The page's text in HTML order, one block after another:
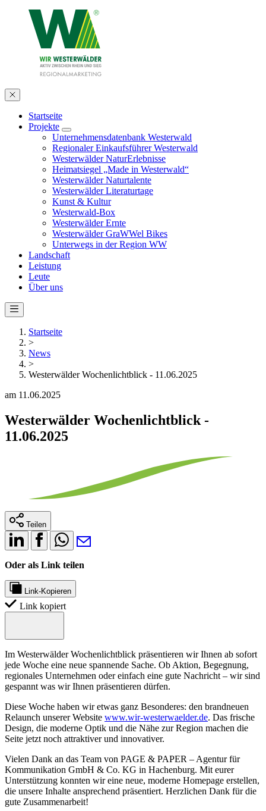
Startseite
Projekte
Unternehmensdatenbank Westerwald
Regionaler Einkaufsführer Westerwald
Westerwälder NaturErlebnisse
Heimatsiegel „Made in Westerwald“
Westerwälder Naturtalente
Westerwälder Literaturtage
Kunst & Kultur
Westerwald-Box
Westerwälder Ernte
Westerwälder GraWWel Bikes
Unterwegs in der Region WW
Landschaft
Leistung
Leute
Über uns
Startseite
>
News
>
Westerwälder Wochenlichtblick - 11.06.2025
am 11.06.2025
Westerwälder Wochenlichtblick -
11.06.2025
Teilen
Oder als Link teilen
Link-Kopieren
Link kopiert
Im Westerwälder Wochenlichtblick präsentieren wir Ihnen ab sofort
jede Woche eine neue spannende Sache. Ob Aktion, Begegnung,
regionales Unternehmen oder einfach eine gute Nachricht – wir sind
gespannt was wir Ihnen präsentieren dürfen.
Diese Woche haben wir etwas ganz Besonderes: den brandneuen
Relaunch unserer Website www.wir-westerwaelder.de. Das frische
Design, die moderne Optik und die Nähe zur Region machen die
Seite jetzt noch attraktiver und innovativer.
Vielen Dank an das Team von PAGE & PAPER – Agentur für
Kommunikation GmbH & Co. KG in Hachenburg. Mit eurer
Unterstützung konnten wir eine neue, moderne Homepage erstellen,
die unsere Inhalte ansprechend präsentiert. Herzlichen Dank für die
gute Zusammenarbeit!